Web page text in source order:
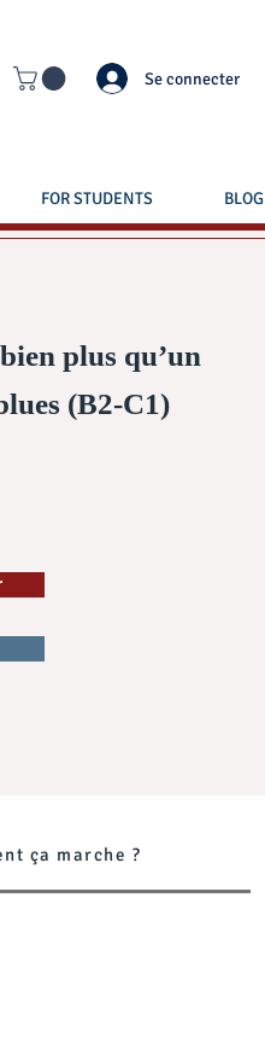
Se connecter
FOR STUDENTS BLOG
plus qu’un
(B2-C1)
ça marche ?